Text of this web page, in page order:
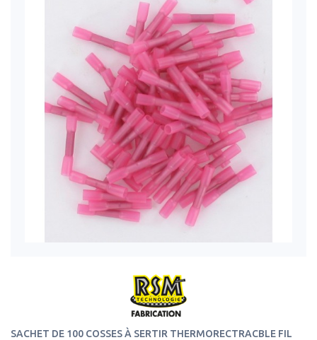
SACHET DE 100 COSSES À SERTIR THERMORECTRACBLE FIL